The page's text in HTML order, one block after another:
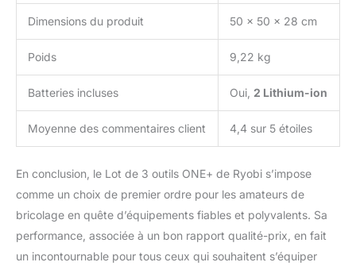
loquet de déverrouillage vous
protège efficacement
conformément aux normes
de sécurité. Coupes nettes et
précises, sans poussière :
grâce à sa double poignée,
son plateau réglable sans
outils (profondeur de coupe
conçu pour en faire plus !
Chez Ryobi, nous aimons
nous salir les mains. Alors,
nous forons, nous scions,
nous tondons et nous
taillons, puis nous nous
Dimensions du produit 50 x 50 x 28 cm
Poids 9,22 kg
Batteries incluses Oui, 2 Lithium-ion
Moyenne des commentaires client 4,4 sur 5 étoiles
En conclusion, le Lot de 3 outils ONE+ de Ryobi s’impose
comme un choix de premier ordre pour les amateurs de
bricolage en quête d’équipements fiables et polyvalents. Sa
performance, associée à un bon rapport qualité-prix, en fait
un incontournable pour tous ceux qui souhaitent s’équiper